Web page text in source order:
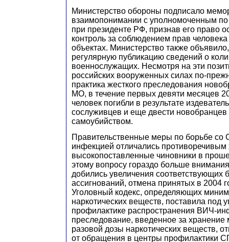
Министерство обороны подписало
взаимопонимании с уполномоченным
при президенте РФ, признав его право
контроль за соблюдением прав
объектах. Министерство также
регулярную публикацию сведений о
военнослужащих. Несмотря на эти
российских вооруженных силах по-
практика жесткого преследования
МО, в течение первых девяти месяцев
человек погибли в результате
сослуживцев и еще двести новобранцев
самоубийством.
Правительственные меры по борьбе
инфекцией отличались противоречивым
высокопоставленные чиновники в
этому вопросу гораздо больше
добились увеличения соответствующих
ассигнований, отмена принятых в 2004
Уголовный кодекс, определяющих
наркотических веществ, поставила под
профилактике распространения ВИЧ-
преследование, введенное за
разовой дозы наркотических веществ,
от обращения в центры профилактики